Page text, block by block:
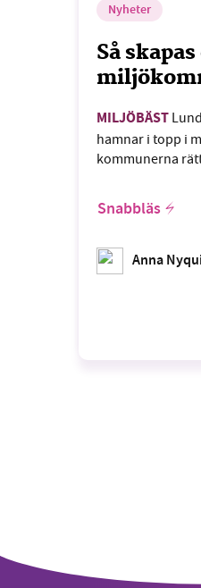
Nyheter
Så
MILJÖBÄST
hamnar i topp i
kommunerna
Snabbläs
Anna